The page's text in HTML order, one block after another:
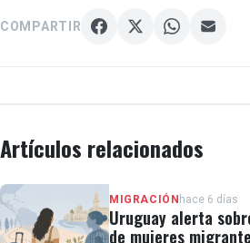
COMPARTIR
Artículos relacionados
MIGRACIÓN hace 6 días
Uruguay alerta
de mujeres